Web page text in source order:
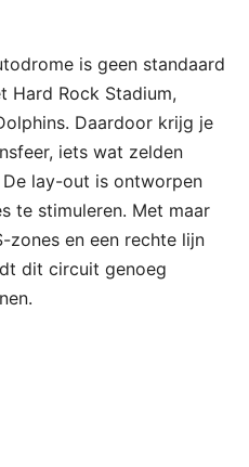
is geen standaard
Hard Rock Stadium,
Daardoor krijg je
iets wat zelden
lay-out is ontworpen
te stimuleren. Met maar
zones en een rechte lijn
dit circuit genoeg